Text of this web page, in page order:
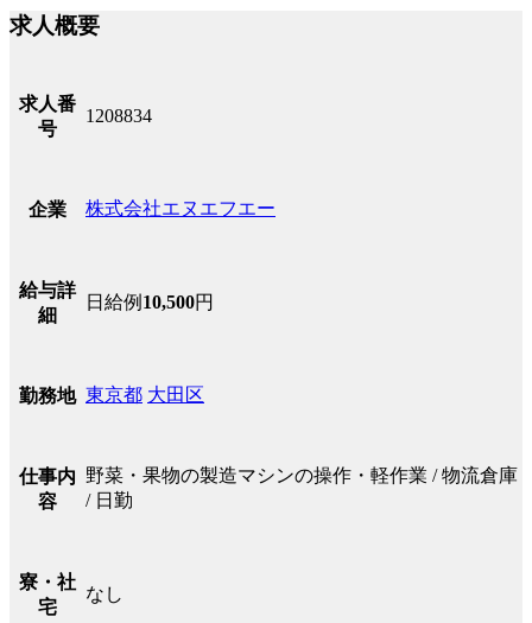
求人概要
求人番
号
1208834
企業 株式会社エヌエフエー
給与詳
細
日給例 10,500円
勤務地 東京都 大田区
仕事内
容
野菜・果物の製造マシンの操作・軽作業 / 物流倉庫
/ 日勤
寮・社
宅
なし